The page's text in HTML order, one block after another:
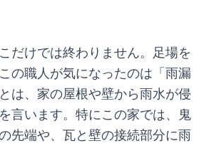
だけでは終わりません。足場を
の職人が気になったのは「雨漏
は、家の屋根や壁から雨水が侵
言います。特にこの家では、鬼
先端や、瓦と壁の接続部分に雨